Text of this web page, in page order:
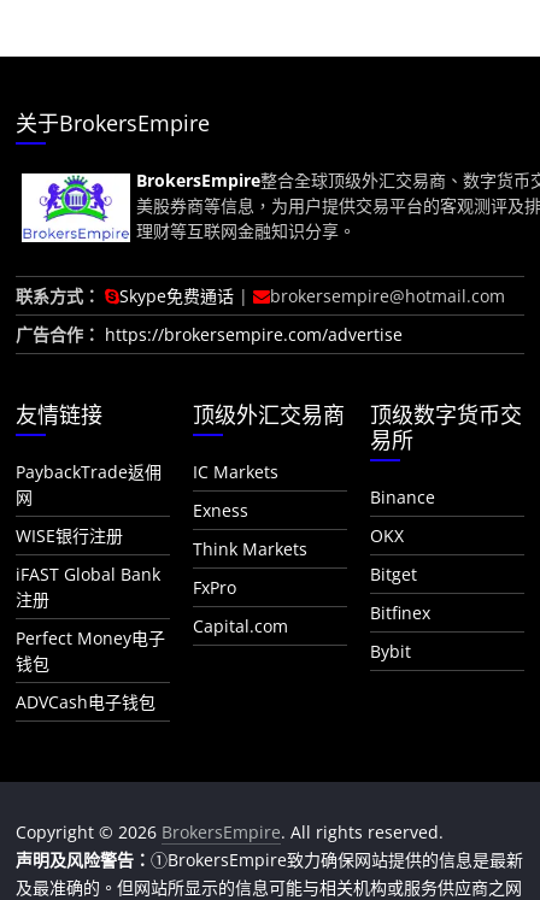
关于BrokersEmpire
BrokersEmpire整合全球顶级外汇交易商、数字货币
美股券商等信息，为用户提供交易平台的客观测评及
理财等互联网金融知识分享。
联系方式： Skype免费通话 |
brokersempire@hotmail.com
广告合作： https://brokersempire.com/advertise
友情链接
PaybackTrade返佣
网
WISE银行注册
iFAST Global Bank
注册
Perfect Money电子
钱包
ADVCash电子钱包
顶级外汇交易商
IC Markets
Exness
Think Markets
FxPro
Capital.com
顶级数字货币交
易所
Binance
OKX
Bitget
Bitfinex
Bybit
Copyright © 2026 BrokersEmpire. All rights reserved.
声明及风险警告：①BrokersEmpire致力确保网站提供的信息是最新
及最准确的。但网站所显示的信息可能与相关机构或服务供应商之网